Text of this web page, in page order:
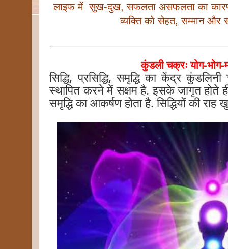
लाइफ में सुख-दुख, सफलता असफलता का कारण
व्यक्ति को सेहत, सम्मान और
कुंडली चक्रः योग-भोग-
सिद्धि, प्रसिद्धि, समृद्धि का केंद्र
स्थापित करने में सक्षम है. इसके जागृत होते
समृद्धि का आकर्षण होता है. सिद्धियों की राह